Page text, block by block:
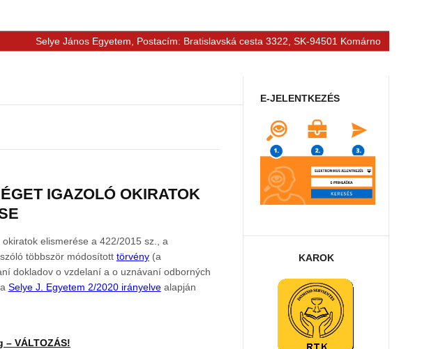
Selye János Egyetem, Postacím: Bratislavská cesta 3322, SK-94501 Komárno
IGAZOLÓ OKIRATOK
elismerése a 422/2015 sz., a
többször módosított törvény(a
dokladov o vzdelaní a o uznávaní odborných
Selye J. Egyetem 2/2020 irányelvealapján
VÁLTOZÁS!
E-JELENTKEZÉS
KAROK